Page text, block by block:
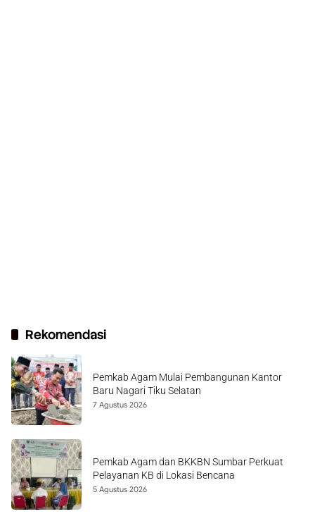
Rekomendasi
Pemkab Agam Mulai Pembangunan Kantor
Baru Nagari Tiku Selatan
7 Agustus 2026
Pemkab Agam dan BKKBN Sumbar Perkuat
Pelayanan KB di Lokasi Bencana
5 Agustus 2026